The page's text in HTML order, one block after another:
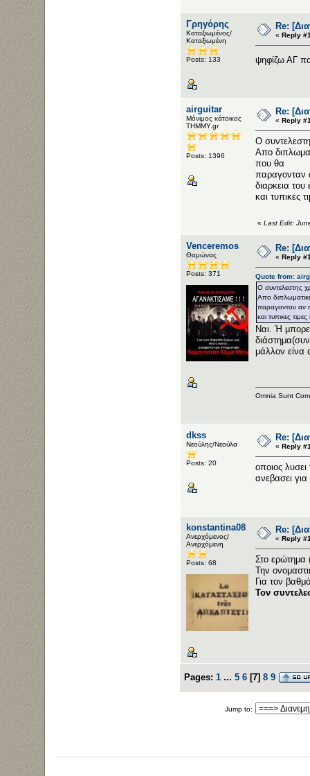
Γρηγόρης
Καταξιωμένος/
Καταξιωμένη
Posts: 133
Re:
« Reply
ψηφίζω ΑΓ
airguitar
Μόνιμος κάτοικος
ΤΗΜΜΥ.gr
Posts: 1396
Re:
« Reply
Ο
Απο
που θα
παραγονταν
διαρκεια του
και τυπικες
« Last Edit:
Venceremos
Θαμώνας
Posts: 371
Re:
« Reply
Quote from:
Ο συντελεστης
Απο
παραγονταν αν η
και τυπικες
Ναι. Ή
μάλλον είνα
Omnia Sunt
dkss
Νεούλης/Νεούλα
Posts: 20
Re:
« Reply
οποιος λυσει
ανεβασει
konstantina08
Ανερχόμενος/
Ανερχόμενη
Posts: 68
Re:
« Reply
Στο ερώτημα
Την
Για τον
Τον
Pages: 1 ... 5 6 [7] 8 9
Jump to: